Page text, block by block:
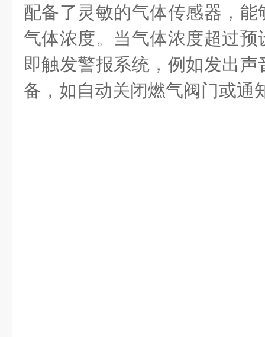
配备了灵敏的气体传感器，
气体浓度。当气体浓度超过
即触发警报系统，例如发出
备，如自动关闭燃气阀门或通